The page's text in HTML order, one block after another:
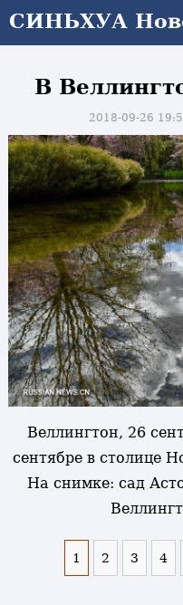
СИНЬХУА
В
2018-09-26
Веллингтон, 26
сентябре в столице
На снимке: сад
1 2 3 4